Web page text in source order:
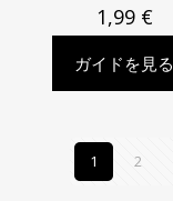
1,99 €
ガイドを見る
1 2